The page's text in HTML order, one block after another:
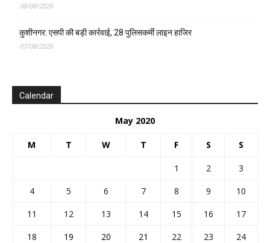
08/08/2026
कुशीनगर: एसपी की बड़ी कार्रवाई, 28 पुलिसकर्मी लाइन हाजिर
07/08/2026
Calendar
May 2020
M T W T F S S
1 2
3
4
5 6 7 8 9
10
11
12 13 14 15 16
17
18
19 20 21 22 23
24